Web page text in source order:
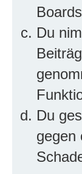
Du
Du
gegen